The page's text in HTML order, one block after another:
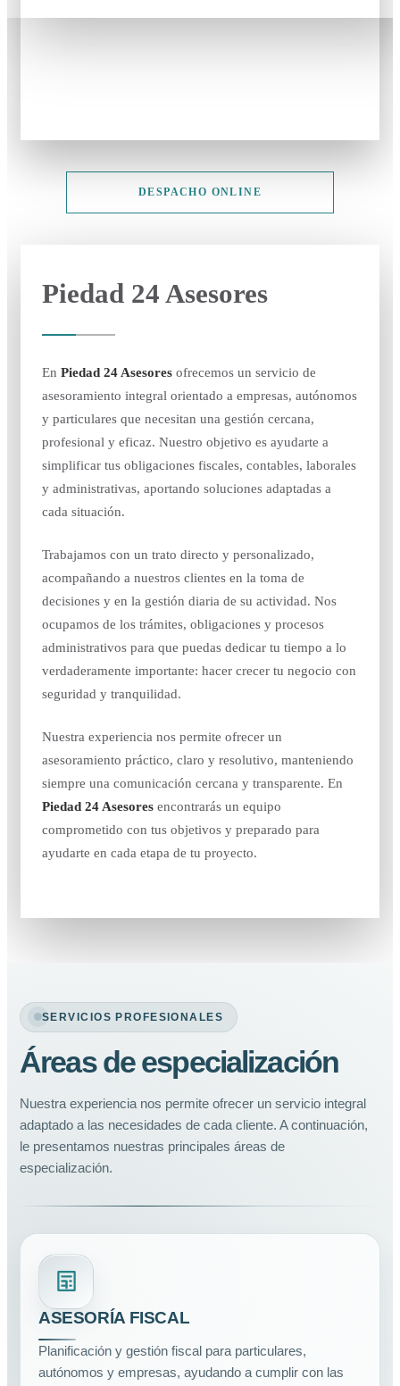
DESPACHO ONLINE
Piedad 24 Asesores
En Piedad 24 Asesores ofrecemos un servicio de
asesoramiento integral orientado a empresas, autónomos
y particulares que necesitan una gestión cercana,
profesional y eficaz. Nuestro objetivo es ayudarte a
simplificar tus obligaciones fiscales, contables, laborales
y administrativas, aportando soluciones adaptadas a
cada situación.
Trabajamos con un trato directo y personalizado,
acompañando a nuestros clientes en la toma de
decisiones y en la gestión diaria de su actividad. Nos
ocupamos de los trámites, obligaciones y procesos
administrativos para que puedas dedicar tu tiempo a lo
verdaderamente importante: hacer crecer tu negocio con
seguridad y tranquilidad.
Nuestra experiencia nos permite ofrecer un
asesoramiento práctico, claro y resolutivo, manteniendo
siempre una comunicación cercana y transparente. En
Piedad 24 Asesores encontrarás un equipo
comprometido con tus objetivos y preparado para
ayudarte en cada etapa de tu proyecto.
SERVICIOS PROFESIONALES
Áreas de especialización
Nuestra experiencia nos permite ofrecer un servicio integral
adaptado a las necesidades de cada cliente. A continuación,
le presentamos nuestras principales áreas de
especialización.
ASESORÍA FISCAL
Planificación y gestión fiscal para particulares,
autónomos y empresas, ayudando a cumplir con las